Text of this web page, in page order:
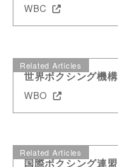
WBC
Related Articles
世界ボクシング機構
WBO
Related Articles
国際ボクシング連盟